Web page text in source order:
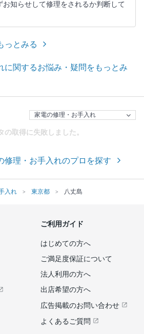
知らせして修理をされるか判断して
っとみる
に関するお悩み・疑問をもっとみ
の取得に失敗しました。
修理・お手入れのプロを探す
入れ 東京都 八丈島
ご利用ガイド
はじめての方へ
ご満足度保証について
法人利用の方へ
出店希望の方へ
広告掲載のお問い合わせ
よくあるご質問